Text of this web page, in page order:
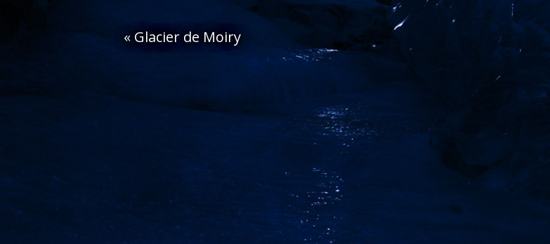
« Glacier de Moiry